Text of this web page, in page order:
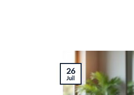
26
Juil